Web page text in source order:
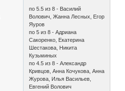
по 5.5 из 8 - Василий
Волович, Жанна Лесных, Егор
Яуров
по 5 из 8 - Адриана
Сакоренко, Екатерина
Шестакова, Никита
Кузьминых
по 4.5 из 8 - Александр
Кривцов, Анна Кочукова, Анна
Журова, Илья Васильев,
Евгений Волович